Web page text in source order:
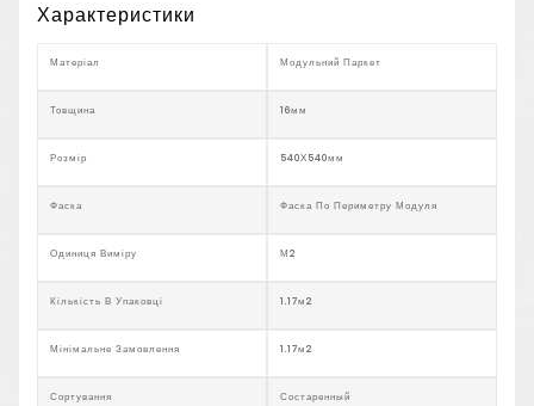
Характеристики
Матеріал Модульний Паркет
Товщина 16мм
Розмір 540Х540мм
Фаска Фаска По Периметру Модуля
Одиниця Виміру М2
Кількість В Упаковці 1.17м2
Мінімальне Замовлення 1.17м2
Сортування Состаренный